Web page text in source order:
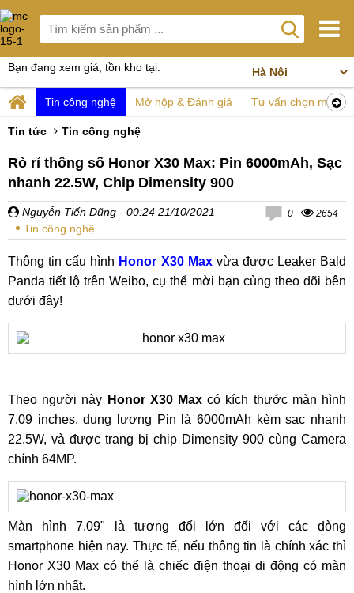
Bạn đang xem giá, tồn kho tại:
Tin công nghệ Mở hộp & Đánh giá Tư vấn chọn mua
Tin tức Tin công nghệ
Rò rỉ thông số Honor X30 Max: Pin 6000mAh, Sạc
nhanh 22.5W, Chip Dimensity 900
Nguyễn Tiến Dũng - 00:24 21/10/2021
Tin công nghệ
0 2654
Thông tin cấu hình Honor X30 Maxvừa được Leaker Bald
Panda tiết lộ trên Weibo, cụ thể mời bạn cùng theo dõi bên
dưới đây!
Theo người này Honor X30 Max có kích thước màn hình
7.09 inches, dung lượng Pin là 6000mAh kèm sạc nhanh
22.5W, và được trang bị chip Dimensity 900 cùng Camera
chính 64MP.
Màn hình 7.09" là tương đối lớn đối với các dòng
smartphone hiện nay. Thực tế, nếu thông tin là chính xác thì
Honor X30 Max có thể là chiếc điện thoại di động có màn
hình lớn nhất.